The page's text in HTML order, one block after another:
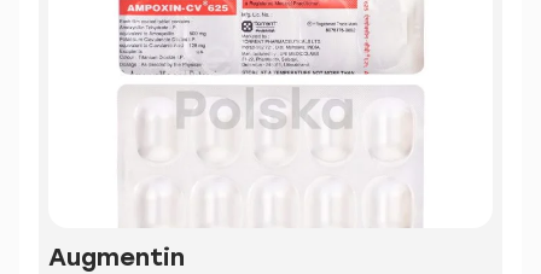
Augmentin